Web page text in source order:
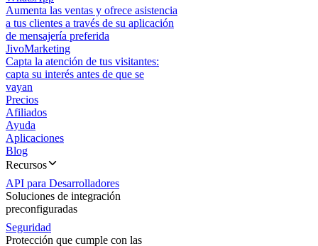
Aumenta las ventas y ofrece asistencia
a tus clientes a través de su aplicación
de mensajería preferida
JivoMarketing
Capta la atención de tus visitantes:
capta su interés antes de que se
vayan
Precios
Afiliados
Ayuda
Aplicaciones
Blog
Recursos
API para Desarrolladores
Soluciones de integración
preconfiguradas
Seguridad
Protección que cumple con las